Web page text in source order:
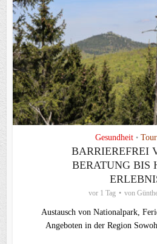
Gesundheit •
BARRIEREFREI
BERATUNG BIS
vor 1 Tag von
Austausch von Nationalpark,
Angeboten in der Region